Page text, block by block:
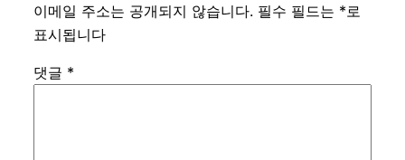
이메일 주소는 공개되지 않습니다. 필수 필드는 *로
표시됩니다
댓글 *